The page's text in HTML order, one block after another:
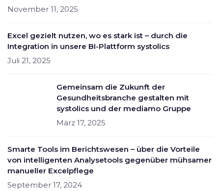
November 11, 2025
Excel gezielt nutzen, wo es stark ist – durch die
Integration in unsere BI-Plattform systolics
Juli 21, 2025
Gemeinsam die Zukunft der
Gesundheitsbranche gestalten mit
systolics und der mediamo Gruppe
März 17, 2025
Smarte Tools im Berichtswesen – über die Vorteile
von intelligenten Analysetools gegenüber mühsamer
manueller Excelpflege
September 17, 2024